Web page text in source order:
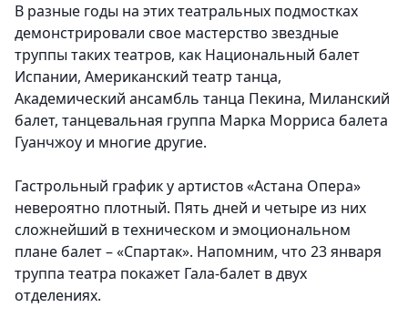
В разные годы на этих театральных подмостках
демонстрировали свое мастерство звездные
труппы таких театров, как Национальный балет
Испании, Американский театр танца,
Академический ансамбль танца Пекина, Миланский
балет, танцевальная группа Марка Морриса балета
Гуанчжоу и многие другие.
Гастрольный график у артистов «Астана Опера»
невероятно плотный. Пять дней и четыре из них
сложнейший в техническом и эмоциональном
плане балет – «Спартак». Напомним, что 23 января
труппа театра покажет Гала-балет в двух
отделениях.